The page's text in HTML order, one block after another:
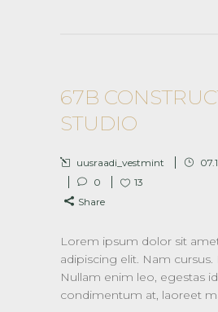
67B
STUDIO
uusraadi_vestmint
0
13
Share
Lorem ipsum dolor sit
adipiscing elit. Nam
Nullam enim leo, egestas
condimentum at, laoreet